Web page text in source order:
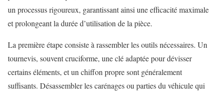
un processus rigoureux, garantissant ainsi une efficacité maximale
et prolongeant la durée d’utilisation de la pièce.
La première étape consiste à rassembler les outils nécessaires. Un
tournevis, souvent cruciforme, une clé adaptée pour dévisser
certains éléments, et un chiffon propre sont généralement
suffisants. Désassembler les carénages ou parties du véhicule qui